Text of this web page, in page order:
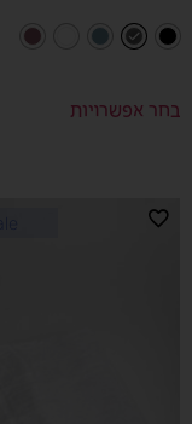
בחר אפשרויות